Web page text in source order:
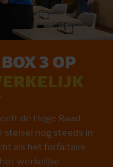
3 OP
de Hoge Raad
stelsel nog steeds in
als het forfaitaire
werkelijke